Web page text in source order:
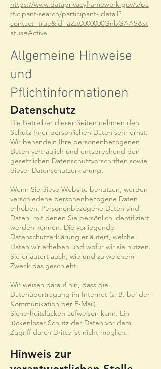
https://www.dataprivacyframework.gov/s/pa
rticipant-search/participant- detail?
contact=true&id=a2zt0000000GnbGAAS&st
atus=Active
Allgemeine Hinweise
und
Pflichtinformationen
Datenschutz
Die Betreiber dieser Seiten nehmen den
Schutz Ihrer persönlichen Daten sehr ernst.
Wir behandeln Ihre personenbezogenen
Daten vertraulich und entsprechend den
gesetzlichen Datenschutzvorschriften sowie
dieser Datenschutzerklärung.
Wenn Sie diese Website benutzen, werden
verschiedene personenbezogene Daten
erhoben. Personenbezogene Daten sind
Daten, mit denen Sie persönlich identifiziert
werden können. Die vorliegende
Datenschutzerklärung erläutert, welche
Daten wir erheben und wofür wir sie nutzen.
Sie erläutert auch, wie und zu welchem
Zweck das geschieht.
Wir weisen darauf hin, dass die
Datenübertragung im Internet (z. B. bei der
Kommunikation per E-Mail)
Sicherheitslücken aufweisen kann. Ein
lückenloser Schutz der Daten vor dem
Zugriff durch Dritte ist nicht möglich.
Hinweis zur